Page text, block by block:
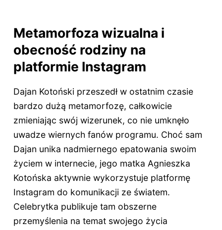
Metamorfoza wizualna i
obecność rodziny na
platformie Instagram
Dajan Kotoński przeszedł w ostatnim czasie
bardzo dużą metamorfozę, całkowicie
zmieniając swój wizerunek, co nie umknęło
uwadze wiernych fanów programu. Choć sam
Dajan unika nadmiernego epatowania swoim
życiem w internecie, jego matka Agnieszka
Kotońska aktywnie wykorzystuje platformę
Instagram do komunikacji ze światem.
Celebrytka publikuje tam obszerne
przemyślenia na temat swojego życia